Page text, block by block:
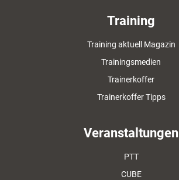
Training
Training aktuell Magazin
Trainingsmedien
Trainerkoffer
Trainerkoffer Tipps
Veranstaltungen
PTT
CUBE